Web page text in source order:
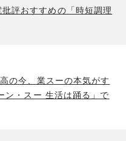
評おすすめの「時短調理
の今、業スーの本気がす
ン・スー 生活は踊る」で